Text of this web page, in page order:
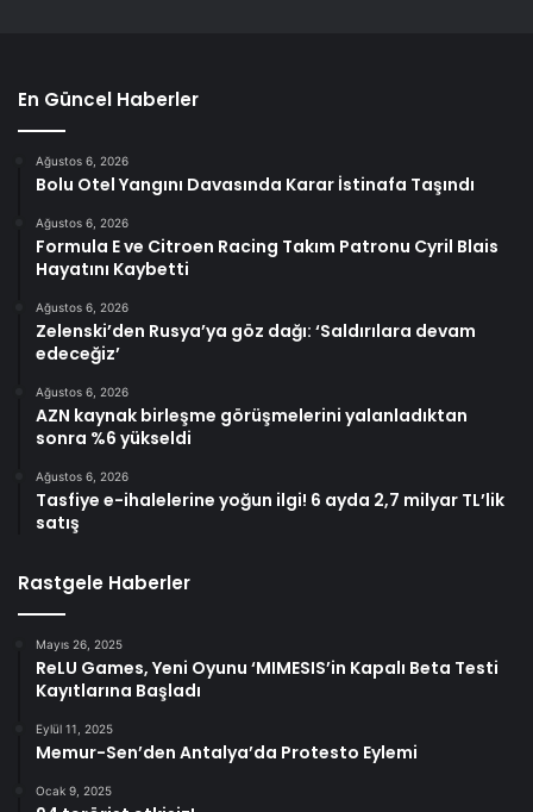
En Güncel Haberler
Ağustos 6, 2026
Bolu Otel Yangını Davasında Karar İstinafa Taşındı
Ağustos 6, 2026
Formula E ve Citroen Racing Takım Patronu Cyril Blais
Hayatını Kaybetti
Ağustos 6, 2026
Zelenski’den Rusya’ya göz dağı: ‘Saldırılara devam
edeceğiz’
Ağustos 6, 2026
AZN kaynak birleşme görüşmelerini yalanladıktan
sonra %6 yükseldi
Ağustos 6, 2026
Tasfiye e-ihalelerine yoğun ilgi! 6 ayda 2,7 milyar TL’lik
satış
Rastgele Haberler
Mayıs 26, 2025
ReLU Games, Yeni Oyunu ‘MIMESIS’in Kapalı Beta Testi
Kayıtlarına Başladı
Eylül 11, 2025
Memur-Sen’den Antalya’da Protesto Eylemi
Ocak 9, 2025